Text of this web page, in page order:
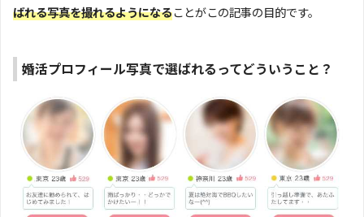
ばれる写真を撮れるようになることがこの記事の目的です。
婚活プロフィール写真で選ばれるってどういうこと？